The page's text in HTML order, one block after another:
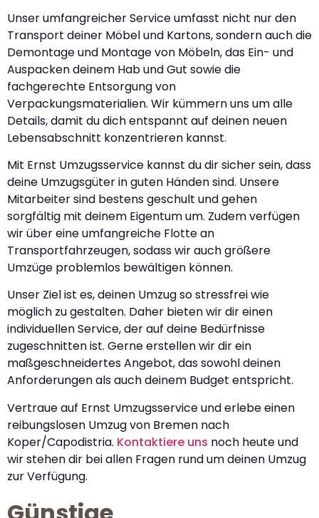
Unser umfangreicher Service umfasst nicht nur den
Transport deiner Möbel und Kartons, sondern auch die
Demontage und Montage von Möbeln, das Ein- und
Auspacken deinem Hab und Gut sowie die
fachgerechte Entsorgung von
Verpackungsmaterialien. Wir kümmern uns um alle
Details, damit du dich entspannt auf deinen neuen
Lebensabschnitt konzentrieren kannst.
Mit Ernst Umzugsservice kannst du dir sicher sein, dass
deine Umzugsgüter in guten Händen sind. Unsere
Mitarbeiter sind bestens geschult und gehen
sorgfältig mit deinem Eigentum um. Zudem verfügen
wir über eine umfangreiche Flotte an
Transportfahrzeugen, sodass wir auch größere
Umzüge problemlos bewältigen können.
Unser Ziel ist es, deinen Umzug so stressfrei wie
möglich zu gestalten. Daher bieten wir dir einen
individuellen Service, der auf deine Bedürfnisse
zugeschnitten ist. Gerne erstellen wir dir ein
maßgeschneidertes Angebot, das sowohl deinen
Anforderungen als auch deinem Budget entspricht.
Vertraue auf Ernst Umzugsservice und erlebe einen
reibungslosen Umzug von Bremen nach
Koper/Capodistria. Kontaktiere uns noch heute und
wir stehen dir bei allen Fragen rund um deinen Umzug
zur Verfügung.